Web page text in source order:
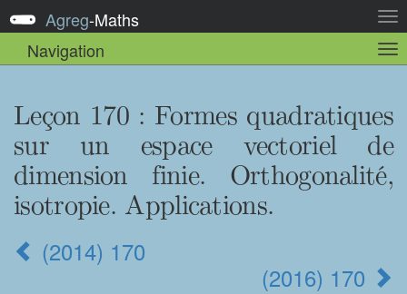
la
Agreg-Maths
Navigation
la
Leçon 170 : Formes quadratiques
sur un espace vectoriel de
dimension finie. Orthogonalité,
isotropie. Applications.
(2014) 170
(2016) 170